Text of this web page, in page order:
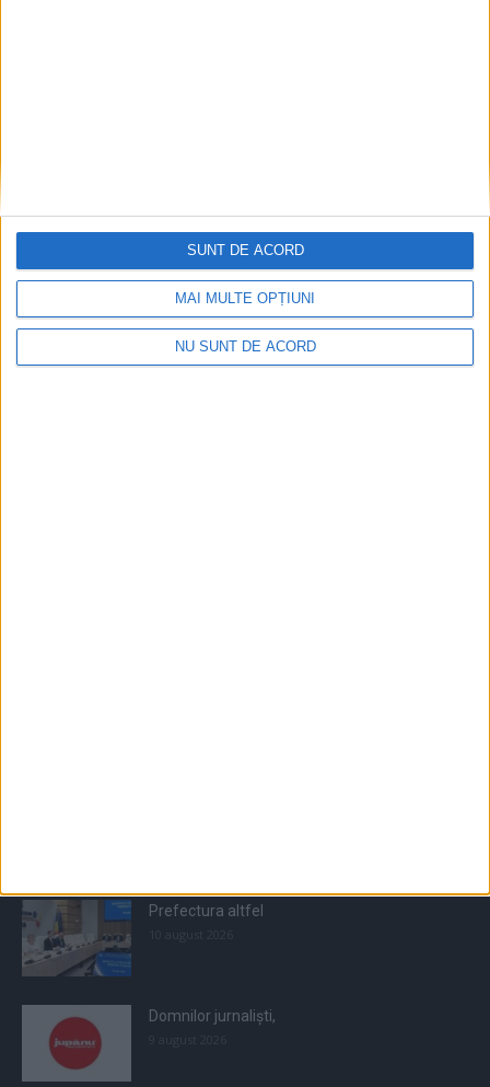
MAI MULTE OPȚIUNI
NU SUNT DE ACORD
SUNT DE ACORD
Prefectura altfel
Domnilor jurnaliști,